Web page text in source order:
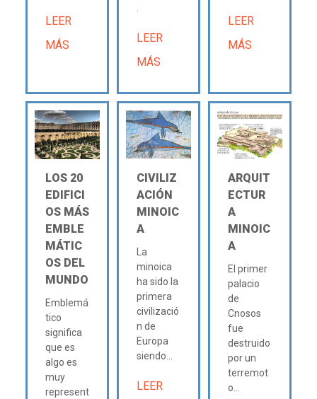
LEER
MÁS
LEER
MÁS
LEER
MÁS
LOS 20
EDIFICI
OS MÁS
EMBLE
MÁTIC
OS DEL
MUNDO
Emblemá
tico
significa
que es
algo es
muy
represent
CIVILIZ
ACIÓN
MINOIC
A
La
minoica
ha sido la
primera
civilizació
n de
Europa
siendo...
LEER
ARQUIT
ECTUR
A
MINOIC
A
El primer
palacio
de
Cnosos
fue
destruido
por un
terremot
o...